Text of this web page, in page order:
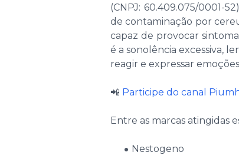
(CNPJ: 60.409.075/0001-
de contaminação por
capaz de provocar
é a sonolência excessiva,
reagir e expressar
📲 Participe do canal
Entre as marcas atingidas
Nestogeno